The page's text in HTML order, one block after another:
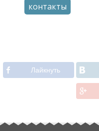
контакты
Лайкнуть